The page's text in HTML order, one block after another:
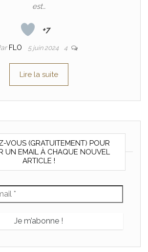
est…
+7
FLO 5 juin 2024 4
Lire la suite
VOUS (GRATUITEMENT) POUR
UN EMAIL À CHAQUE NOUVEL
ARTICLE !